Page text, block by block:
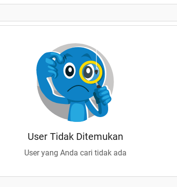
User Tidak Ditemukan
User yang Anda cari tidak ada